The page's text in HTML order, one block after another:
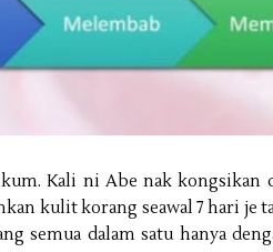
Kali ni Abe nak kongsikan
kulit korang seawal 7 hari je
semua dalam satu hanya